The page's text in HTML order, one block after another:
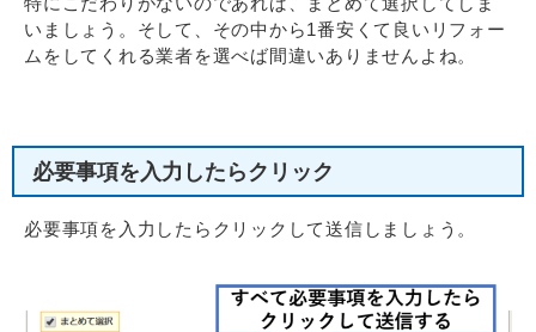
いましょう。そして、その中から1番安くて良いリフォー
ムをしてくれる業者を選べば間違いありませんよね。
必要事項を入力したらクリック
必要事項を入力したらクリックして送信しましょう。